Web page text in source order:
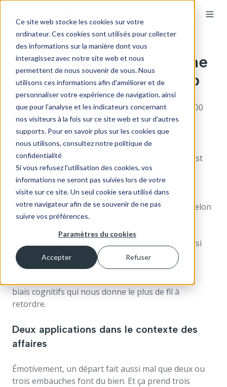
Ce site web stocke les cookies sur votre
ordinateur. Ces cookies sont utilisés pour collecter
des informations sur la manière dont vous
interagissez avec notre site web et nous
permettent de nous souvenir de vous. Nous
utilisons ces informations afin d'améliorer et de
personnaliser votre expérience de navigation, ainsi
que pour l'analyse et les indicateurs concernant
nos visiteurs à la fois sur ce site web et sur d'autres
supports. Pour en savoir plus sur les cookies que
nous utilisons, consultez notre politique de
confidentialité
Si vous refusez l'utilisation des cookies, vos
informations ne seront pas suivies lors de votre
visite sur ce site. Un seul cookie sera utilisé dans
votre navigateur afin de se souvenir de ne pas
suivre vos préférences.
Paramètres du cookies
Accepter Refuser
L'aversion à la perte - une
application au leadership
parLouis-Samuel Jacquesle 13 mai 2022 00:00:00
Qu’est-ce que l’aversion à la perte?
Ça signifie que l’utilité qu’on attache à un objet est
plus grande si on le perd que si on le gagne.
Vous pouvez remplacer « utilité » par « valeur
monétaire » ou encore par « charge émotive », selon
la circonstance.
En anglais, on ditLoss aversion. On pourrait aussi
dire : aversion à la dépossession.
Pourquoi c’est important? Parce que c’est un des
biais cognitifs qui nous donne le plus de fil à
retordre.
Deux applications dans le contexte des
affaires
Émotivement, un départ fait aussi mal que deux ou
trois embauches font du bien. Et ça prend trois